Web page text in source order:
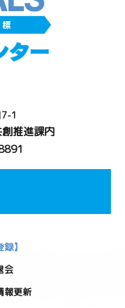
7-1
推進課内
録】
会
報更新